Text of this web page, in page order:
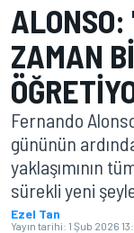
ZAMAN
Fernando
gününün
yaklaşımının
sürekli yeni
Ezel Tan
Yayın tarihi: 1 Şub 2026